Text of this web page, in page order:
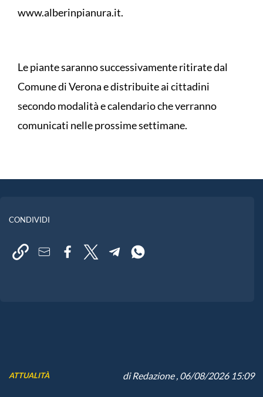
www.alberinpianura.it.
Le piante saranno successivamente ritirate dal
Comune di Verona e distribuite ai cittadini
secondo modalità e calendario che verranno
comunicati nelle prossime settimane.
CONDIVIDI
ATTUALITÀ diRedazione, 06/08/2026 15:09